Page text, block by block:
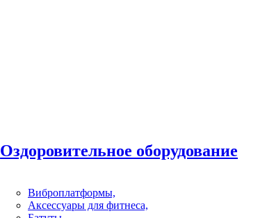
Оздоровительное оборудование
Виброплатформы,
Аксессуары для фитнеса,